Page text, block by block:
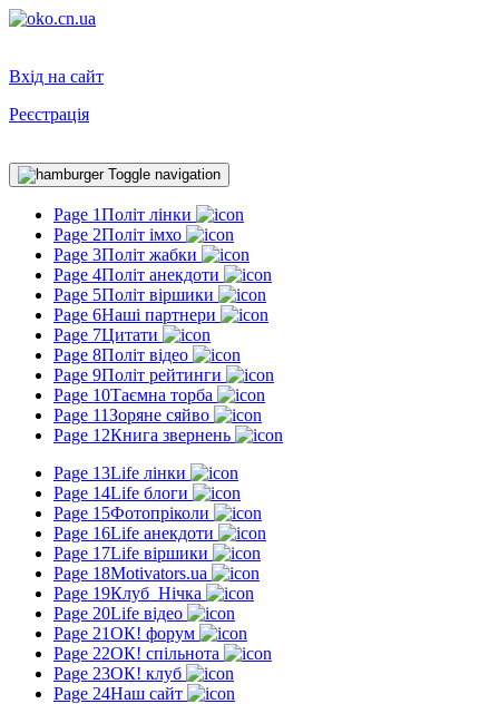
Вхід на сайт
Реєстрація
Toggle navigation
Page 1Політ лінки
Page 2Політ імхо
Page 3Політ жабки
Page 4Політ анекдоти
Page 5Політ віршики
Page 6Наші партнери
Page 7Цитати
Page 8Політ відео
Page 9Політ рейтинги
Page 10Таємна торба
Page 11Зоряне сяйво
Page 12Книга звернень
Page 13Life лінки
Page 14Life блоги
Page 15Фотопріколи
Page 16Life анекдоти
Page 17Life віршики
Page 18Motivators.ua
Page 19Клуб_Нічка
Page 20Life відео
Page 21ОК! форум
Page 22ОК! спільнота
Page 23ОК! клуб
Page 24Наш сайт